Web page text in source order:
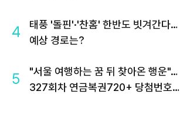
4
태풍 '돌핀'·'찬홈' 한반도 빗겨간다…
예상 경로는?
5
"서울 여행하는 꿈 뒤 찾아온 행운"…
327회차 연금복권720+ 당첨번호조